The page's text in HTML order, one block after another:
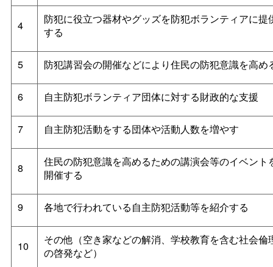
4
防犯に役立つ器材やグッズを防犯ボランティアに提
する
5 防犯講習会の開催などにより住民の防犯意識を高め
6 自主防犯ボランティア団体に対する財政的な支援
7 自主防犯活動をする団体や活動人数を増やす
8
住民の防犯意識を高めるための講演会等のイベント
開催する
9 各地で行われている自主防犯活動等を紹介する
10
その他（空き家などの解消、学校教育を含む社会倫
の啓発など）